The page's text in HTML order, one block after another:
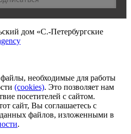
дом «С.-Петербургские
необходимые для работы
(сookies). Это позволяет нам
посетителей с сайтом.
сайт, Вы соглашаетесь с
файлов, изложенными в
.